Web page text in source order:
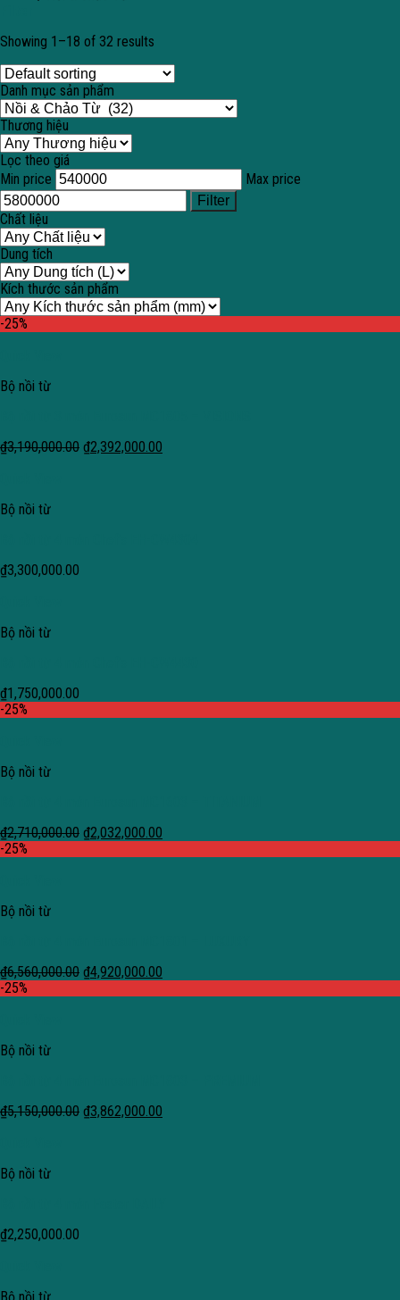
Showing 1–18 of 32 results
Danh mục sản phẩm
Thương hiệu
Lọc theo giá
Min price
Max price
Filter
Chất liệu
Dung tích
Kích thước sản phẩm
-25%
Bộ nồi từ
₫3,190,000.00 ₫2,392,000.00
Bộ nồi từ
₫3,300,000.00
Bộ nồi từ
₫1,750,000.00
-25%
Bộ nồi từ
₫2,710,000.00 ₫2,032,000.00
-25%
Bộ nồi từ
₫6,560,000.00 ₫4,920,000.00
-25%
Bộ nồi từ
₫5,150,000.00 ₫3,862,000.00
Bộ nồi từ
₫2,250,000.00